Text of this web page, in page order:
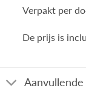
Verpakt per
De prijs is